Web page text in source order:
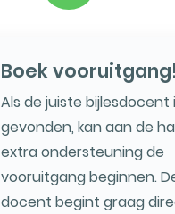
Boek vooruitgang!
Als de juiste bijlesdocent
gevonden, kan aan de
extra ondersteuning de
vooruitgang beginnen.
docent begint graag